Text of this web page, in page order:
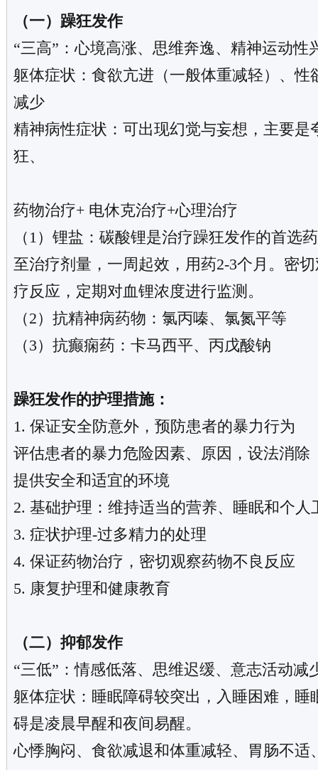
（一）躁狂发作
“三高”：心境高涨、思维奔逸、精神运动性
躯体症状：食欲亢进（一般体重减轻）、性
减少
精神病性症状：可出现幻觉与妄想，主要是
狂、
药物治疗+ 电休克治疗+心理治疗
（1）锂盐：碳酸锂是治疗躁狂发作的首选
至治疗剂量，一周起效，用药2-3个月。密
疗反应，定期对血锂浓度进行监测。
（2）抗精神病药物：氯丙嗪、氯氮平等
（3）抗癫痫药：卡马西平、丙戊酸钠
躁狂发作的护理措施：
1. 保证安全防意外，预防患者的暴力行为
评估患者的暴力危险因素、原因，设法消除
提供安全和适宜的环境
2. 基础护理：维持适当的营养、睡眠和个人
3. 症状护理-过多精力的处理
4. 保证药物治疗，密切观察药物不良反应
5. 康复护理和健康教育
（二）抑郁发作
“三低”：情感低落、思维迟缓、意志活动减
躯体症状：睡眠障碍较突出，入睡困难，睡
碍是凌晨早醒和夜间易醒。
心悸胸闷、食欲减退和体重减轻、胃肠不适